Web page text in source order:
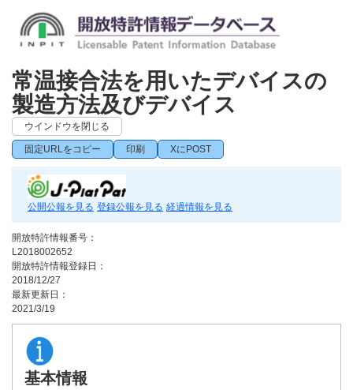
常温接合法を用いたデバイスの
製造方法及びデバイス
ウインドウを閉じる
固定URLをコピー 印刷 XにPOST
公開公報を見る 登録公報を見る 経過情報を見る
開放特許情報番号：
L2018002652
開放特許情報登録日：
2018/12/27
最新更新日：
2021/3/19
基本情報